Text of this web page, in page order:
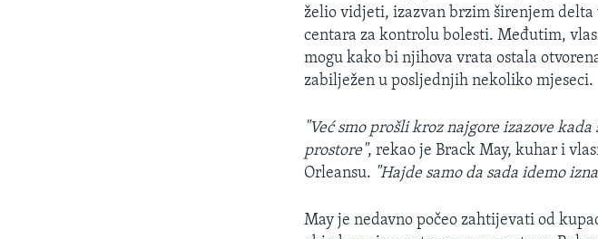
želio vidjeti, izazvan brzim širenjem
centara za kontrolu bolesti. Međutim,
mogu kako bi njihova vrata ostala
zabilježen u posljednjih nekoliko mjeseci.
"Već smo prošli kroz najgore izazove
prostore", rekao je Brack May, kuhar i
Orleansu. "Hajde samo da sada idemo
May je nedavno počeo zahtijevati od